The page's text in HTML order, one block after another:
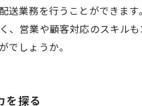
送業務を行うことができま
、営業や顧客対応のスキル
でしょうか。
を探る